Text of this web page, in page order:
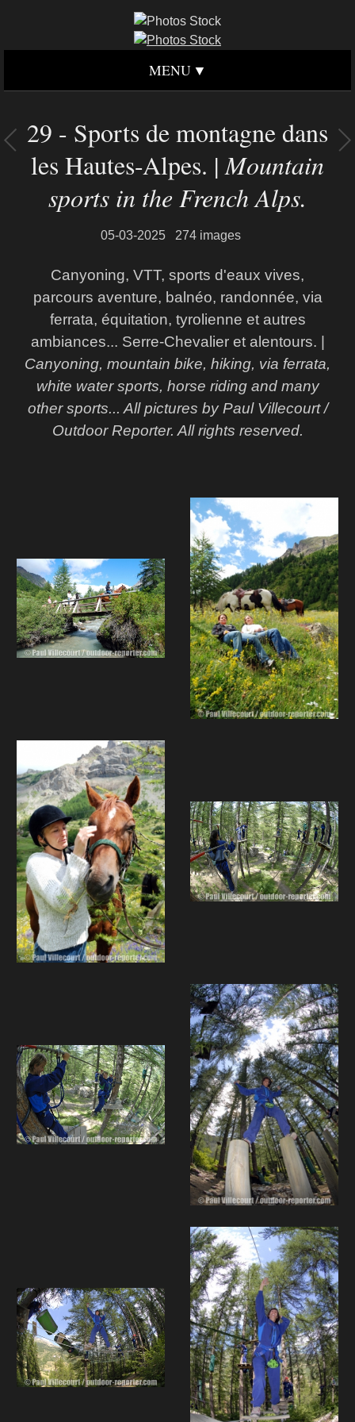
MENU
29 - Sports de montagne dans
les Hautes-Alpes. |Mountain
sports in the French Alps.
05-03-2025 274 images
Canyoning, VTT, sports d'eaux vives,
parcours aventure, balnéo, randonnée, via
ferrata, équitation, tyrolienne et autres
ambiances... Serre-Chevalier et alentours. |
Canyoning, mountain bike, hiking, via ferrata,
white water sports, horse riding and many
other sports... All pictures by Paul Villecourt /
Outdoor Reporter. All rights reserved.